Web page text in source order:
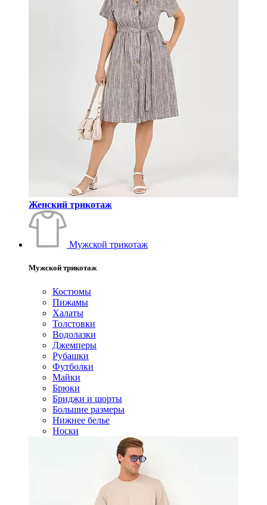
Женский трикотаж
Мужской трикотаж
Мужской трикотаж
Костюмы
Пижамы
Халаты
Толстовки
Водолазки
Джемперы
Рубашки
Футболки
Майки
Брюки
Бриджи и шорты
Большие размеры
Нижнее белье
Носки